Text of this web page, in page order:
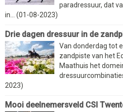
paradressuur, dat
in... (01-08-2023)
Drie dagen dressuur in de
Van donderdag tot
zandpiste van het
Maathuis het
2023)
Mooi deelnemersveld CSI